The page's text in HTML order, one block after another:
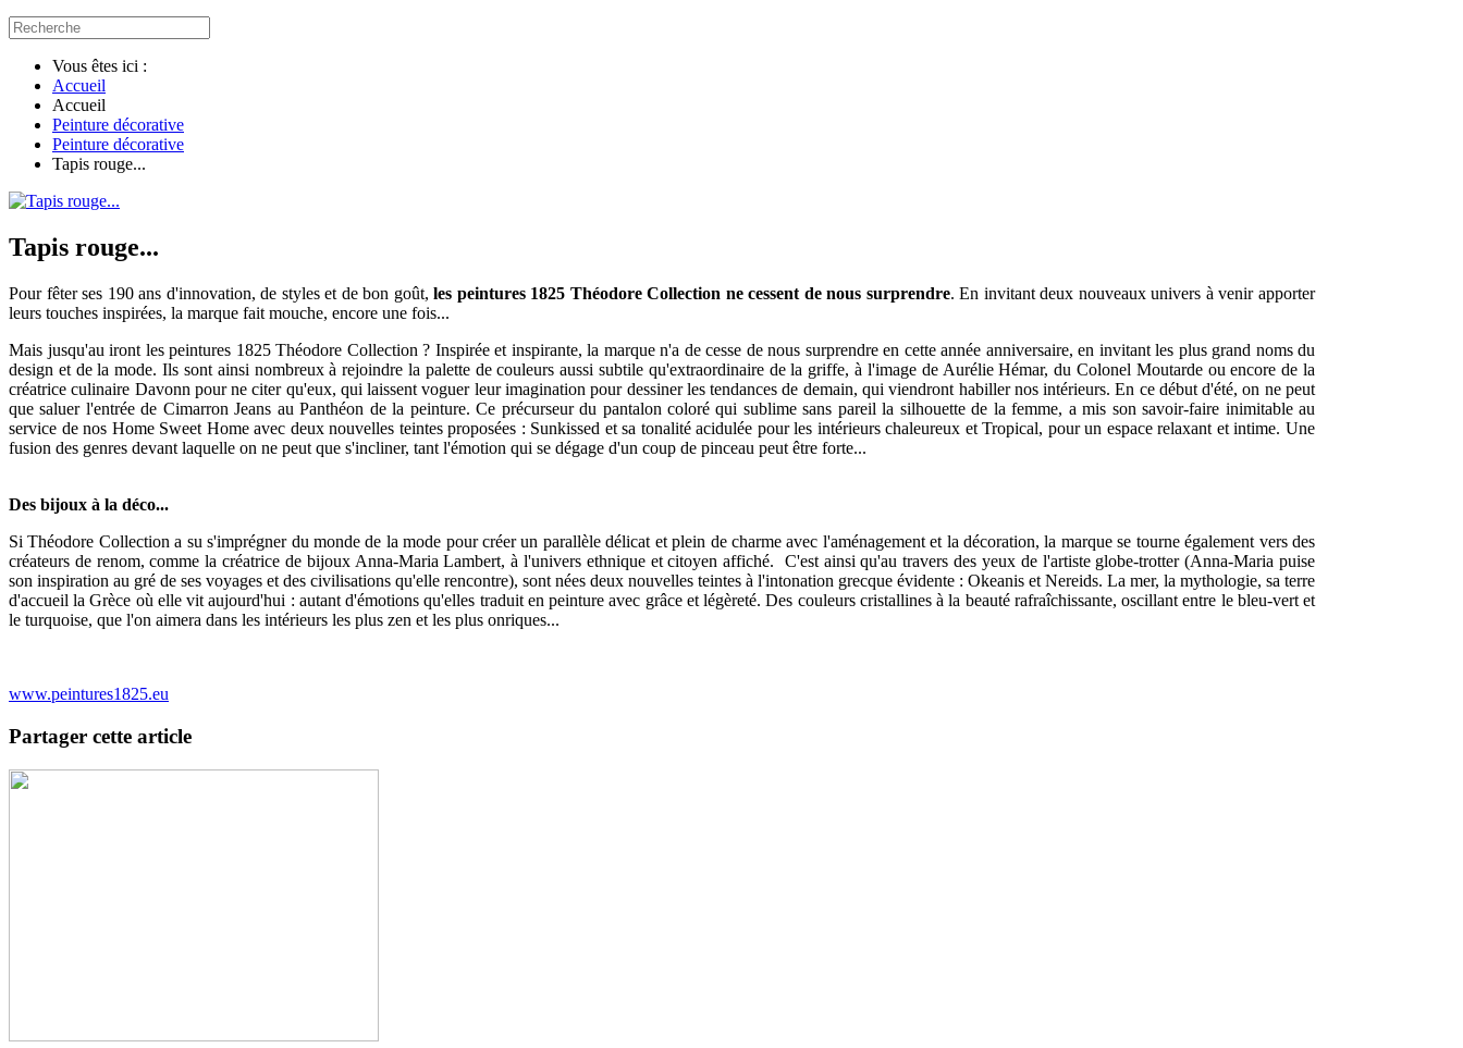
Vous êtes ici :
Accueil
Accueil
Peinture décorative
Peinture décorative
Tapis rouge...
Tapis rouge...
Pour fêter ses 190 ans d'innovation, de styles et de bon goût,les peintures 1825 Théodore Collection ne cessent de nous surprendre. En invitant deux nouveaux univers à venir apporter
leurs touches inspirées, la marque fait mouche, encore une fois...
Mais jusqu'au iront les peintures 1825 Théodore Collection ? Inspirée et inspirante, la marque n'a de cesse de nous surprendre en cette année anniversaire, en invitant les plus grand noms du
design et de la mode. Ils sont ainsi nombreux à rejoindre la palette de couleurs aussi subtile qu'extraordinaire de la griffe, à l'image de Aurélie Hémar, du Colonel Moutarde ou encore de la
créatrice culinaire Davonn pour ne citer qu'eux, qui laissent voguer leur imagination pour dessiner les tendances de demain, qui viendront habiller nos intérieurs. En ce début d'été, on ne peut
que saluer l'entrée de Cimarron Jeans au Panthéon de la peinture. Ce précurseur du pantalon coloré qui sublime sans pareil la silhouette de la femme, a mis son savoir-faire inimitable au
service de nos Home Sweet Home avec deux nouvelles teintes proposées : Sunkissed et sa tonalité acidulée pour les intérieurs chaleureux et Tropical, pour un espace relaxant et intime. Une
fusion des genres devant laquelle on ne peut que s'incliner, tant l'émotion qui se dégage d'un coup de pinceau peut être forte...
Des bijoux à la déco...
Si Théodore Collection a su s'imprégner du monde de la mode pour créer un parallèle délicat et plein de charme avec l'aménagement et la décoration, la marque se tourne également vers des
créateurs de renom, comme la créatrice de bijoux Anna-Maria Lambert, à l'univers ethnique et citoyen affiché. C'est ainsi qu'au travers des yeux de l'artiste globe-trotter (Anna-Maria puise
son inspiration au gré de ses voyages et des civilisations qu'elle rencontre), sont nées deux nouvelles teintes à l'intonation grecque évidente : Okeanis et Nereids. La mer, la mythologie, sa terre
d'accueil la Grèce où elle vit aujourd'hui : autant d'émotions qu'elles traduit en peinture avec grâce et légèreté. Des couleurs cristallines à la beauté rafraîchissante, oscillant entre le bleu-vert et
le turquoise, que l'on aimera dans les intérieurs les plus zen et les plus onriques...
www.peintures1825.eu
Partager cette article